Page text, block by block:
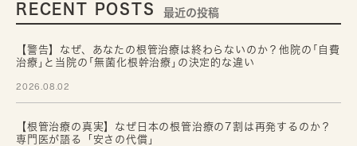
RECENT POSTS 最近の投稿
【警告】なぜ、あなたの根管治療は終わらないのか？他院の｢自費
治療｣と当院の｢無菌化根幹治療｣の決定的な違い
2026.08.02
【根管治療の真実】なぜ日本の根管治療の7割は再発するのか？
専門医が語る「安さの代償」